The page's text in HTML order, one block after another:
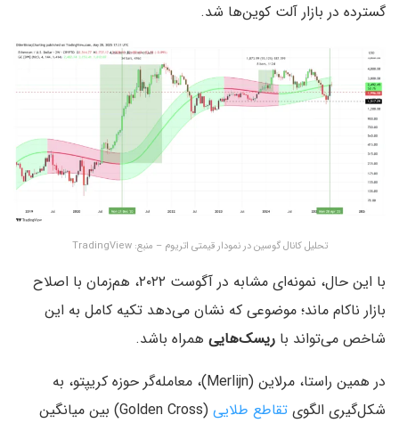
گسترده در بازار آلت‌ کوین‌ها شد.
تحلیل کانال گوسین در نمودار قیمتی اتریوم – منبع: TradingView
با این حال، نمونه‌ای مشابه در آگوست ۲۰۲۲، هم‌زمان با اصلاح
بازار ناکام ماند؛ موضوعی که نشان می‌دهد تکیه کامل به این
شاخص می‌تواند با ریسک‌هایی همراه باشد.
در همین راستا، مرلاین (Merlijn)، معامله‌گر حوزه کریپتو، به
شکل‌گیری الگوی تقاطع طلایی
(Golden Cross) بین میانگین